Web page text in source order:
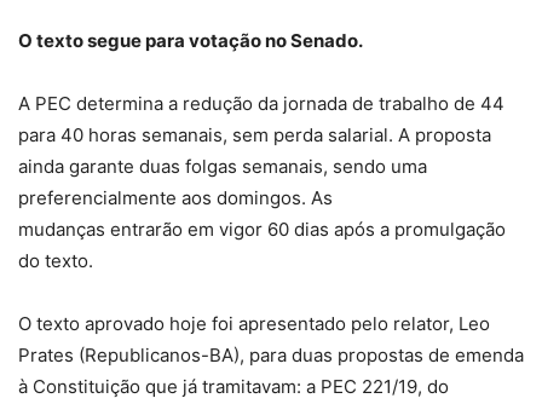
O texto segue para votação no Senado.
A PEC determina a redução da jornada de trabalho de 44
para 40 horas semanais, sem perda salarial. A proposta
ainda garante duas folgas semanais, sendo uma
preferencialmente aos domingos. As
mudanças entrarão em vigor 60 dias após a promulgação
do texto.
O texto aprovado hoje foi apresentado pelo relator, Leo
Prates (Republicanos-BA), para duas propostas de emenda
à Constituição que já tramitavam: a PEC 221/19, do